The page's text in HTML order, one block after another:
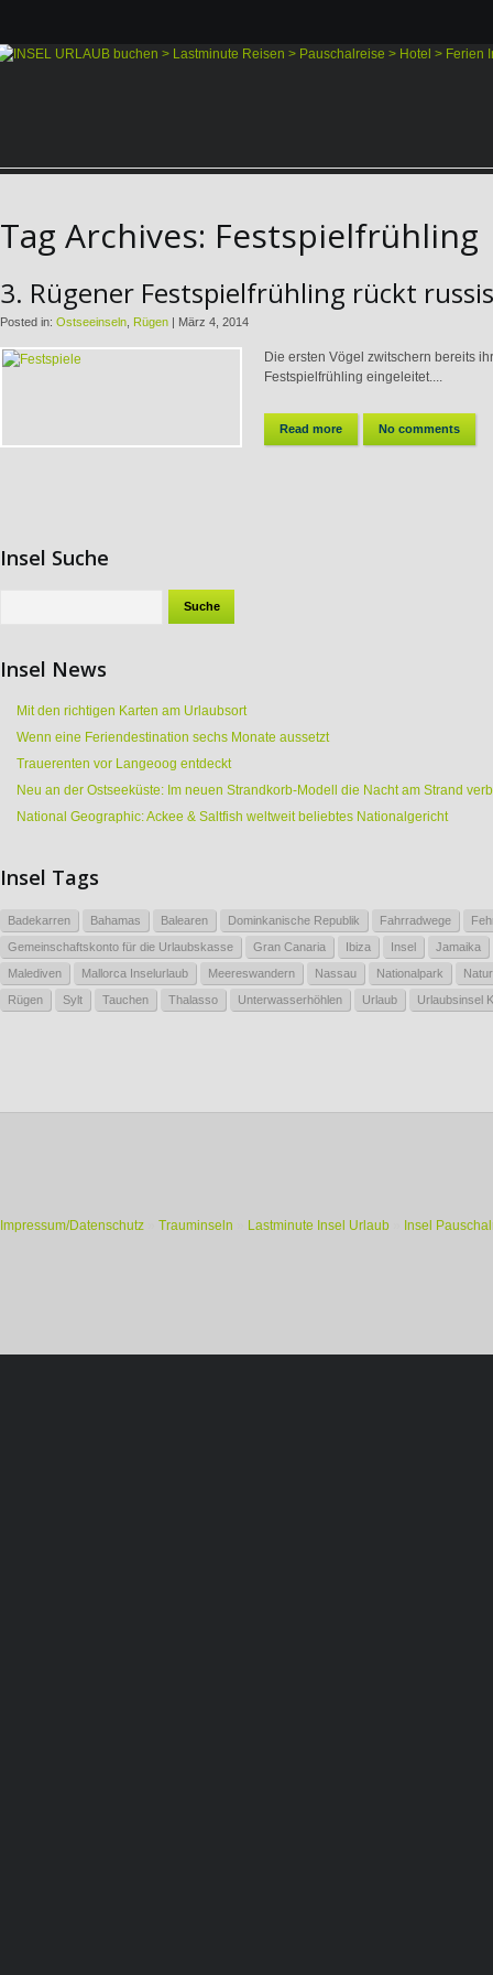
Tag Archives: Festspielfrühling
3. Rügener Festspielfrühling rückt
Posted in: Ostseeinseln Rügen | März 4, 2014
Die ersten Vögel zwitschern bereits
Festspielfrühling eingeleitet....
Read more No comments
Insel Suche
Insel News
Mit den richtigen Karten am Urlaubsort
Wenn eine Feriendestination sechs Monate aussetzt
Trauerenten vor Langeoog entdeckt
Neu an der Ostseeküste: Im neuen Strandkorb-Modell die Nacht am Strand
National Geographic: Ackee & Saltfish weltweit beliebtes Nationalgericht
Insel Tags
Badekarren Bahamas Balearen Dominkanische Republik Fahrradwege
Gemeinschaftskonto für die Urlaubskasse
Gran Canaria Ibiza Insel
Jamaika
Malediven
Mallorca Inselurlaub Meereswandern Nassau Nationalpark
Natur
Rügen
Sylt Tauchen Thalasso Unterwasserhöhlen Urlaub Urlaubsinsel
Impressum/Datenschutz Trauminseln Lastminute Insel Urlaub Insel